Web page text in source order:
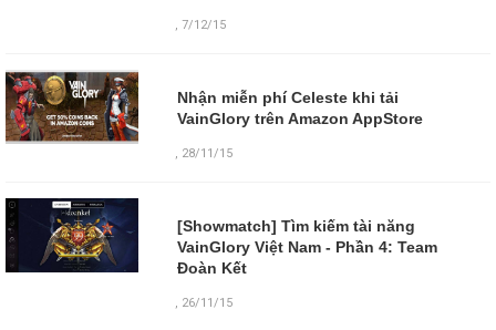
,7/12/15
Nhận miễn phí Celeste khi tải
VainGlory trên Amazon AppStore
, 28/11/15
[Showmatch] Tìm kiếm tài năng
VainGlory Việt Nam - Phần 4: Team
Đoàn Kết
, 26/11/15